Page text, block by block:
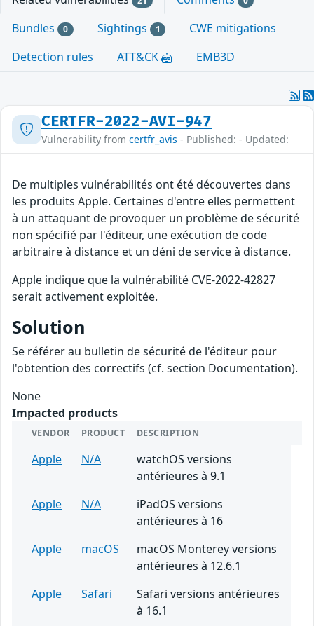
Bundles 0 Sightings 1
CWE mitigations
Detection rules
ATT&CK EMB3D
CERTFR-2022-AVI-947
Vulnerability from certfr_avis - Published: - Updated:
De multiples vulnérabilités ont été découvertes dans
les produits Apple. Certaines d'entre elles permettent
à un attaquant de provoquer un problème de sécurité
non spécifié par l'éditeur, une exécution de code
arbitraire à distance et un déni de service à distance.
Apple indique que la vulnérabilité CVE-2022-42827
serait activement exploitée.
Solution
Se référer au bulletin de sécurité de l'éditeur pour
l'obtention des correctifs (cf. section Documentation).
None
Impacted products
VENDOR PRODUCT DESCRIPTION
Apple N/A
watchOS versions
antérieures à 9.1
Apple
N/A
iPadOS versions
antérieures à 16
Apple
macOS
macOS Monterey versions
antérieures à 12.6.1
Apple
Safari
Safari versions antérieures
à 16.1